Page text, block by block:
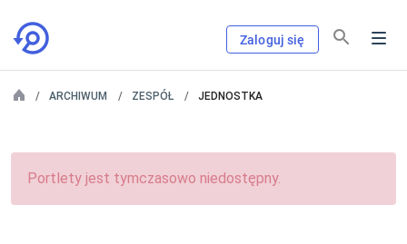
Zaloguj się
ARCHIWUM ZESPÓŁ JEDNOSTKA
Portlety jest tymczasowo niedostępny.